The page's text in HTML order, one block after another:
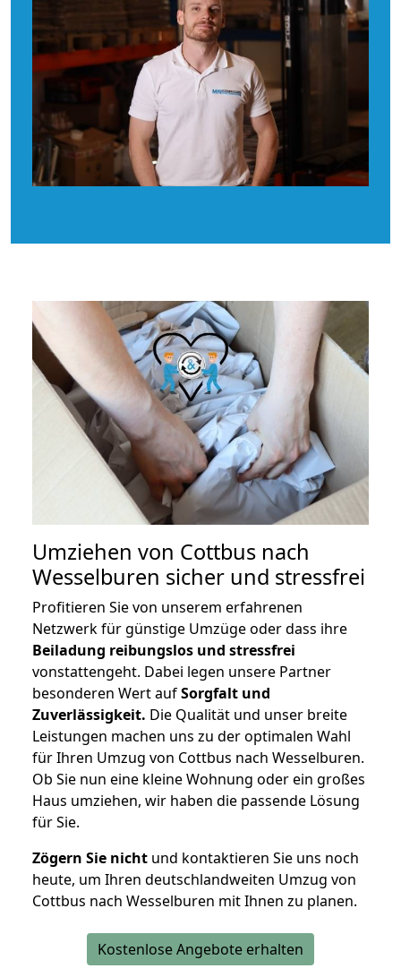
Umziehen von Cottbus nach
Wesselburen sicher und stressfrei
Profitieren Sie von unserem erfahrenen
Netzwerk für günstige Umzüge oder dass ihre
Beiladung reibungslos und stressfrei
vonstattengeht. Dabei legen unsere Partner
besonderen Wert aufSorgfalt und
Zuverlässigkeit. Die Qualität und unser breite
Leistungen machen uns zu der optimalen Wahl
für Ihren Umzug von Cottbus nach Wesselburen.
Ob Sie nun eine kleine Wohnung oder ein großes
Haus umziehen, wir haben die passende Lösung
für Sie.
Zögern Sie nicht und kontaktieren Sie uns noch
heute, um Ihren deutschlandweiten Umzug von
Cottbus nach Wesselburen mit Ihnen zu planen.
Kostenlose Angebote erhalten